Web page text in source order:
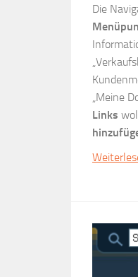
Die
„Meine
Links